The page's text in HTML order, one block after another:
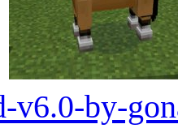
v6.0-by-